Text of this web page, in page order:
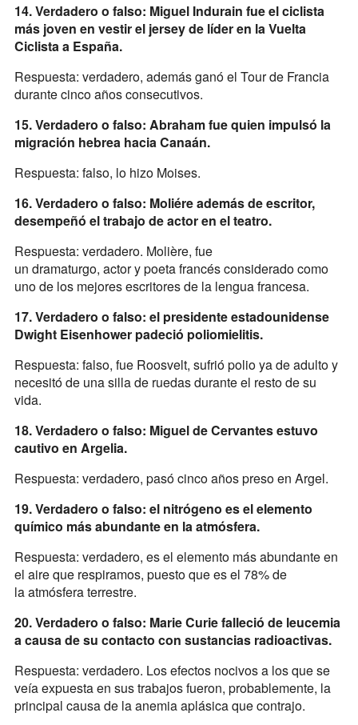
14. Verdadero o falso: Miguel Indurain fue el ciclista
más joven en vestir el jersey de líder en la Vuelta
Ciclista a España.
Respuesta: verdadero, además ganó el Tour de Francia
durante cinco años consecutivos.
15. Verdadero o falso: Abraham fue quien impulsó la
migración hebrea hacia Canaán.
Respuesta: falso, lo hizo Moises.
16. Verdadero o falso: Moliére además de escritor,
desempeñó el trabajo de actor en el teatro.
Respuesta: verdadero. Molière, fue
un dramaturgo, actor y poeta francés considerado como
uno de los mejores escritores de la lengua francesa.
17. Verdadero o falso: el presidente estadounidense
Dwight Eisenhower padeció poliomielitis.
Respuesta: falso, fue Roosvelt, sufrió polio ya de adulto y
necesitó de una silla de ruedas durante el resto de su
vida.
18. Verdadero o falso: Miguel de Cervantes estuvo
cautivo en Argelia.
Respuesta: verdadero, pasó cinco años preso en Argel.
19. Verdadero o falso: el nitrógeno es el elemento
químico más abundante en la atmósfera.
Respuesta: verdadero, es el elemento más abundante en
el aire que respiramos, puesto que es el 78% de
la atmósfera terrestre.
20. Verdadero o falso: Marie Curie falleció de leucemia
a causa de su contacto con sustancias radioactivas.
Respuesta: verdadero. Los efectos nocivos a los que se
veía expuesta en sus trabajos fueron, probablemente, la
principal causa de la anemia aplásica que contrajo.